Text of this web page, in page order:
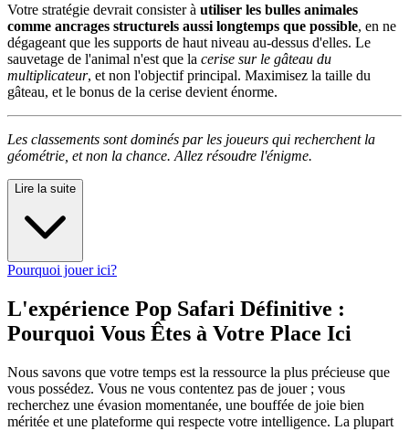
Votre stratégie devrait consister à utiliser les bulles animales
comme ancrages structurels aussi longtemps que possible, en ne
dégageant que les supports de haut niveau au-dessus d'elles. Le
sauvetage de l'animal n'est que la cerise sur le gâteau du
multiplicateur, et non l'objectif principal. Maximisez la taille du
gâteau, et le bonus de la cerise devient énorme.
Les classements sont dominés par les joueurs qui recherchent la
géométrie, et non la chance. Allez résoudre l'énigme.
Lire la suite
Pourquoi jouer ici?
L'expérience Pop Safari Définitive :
Pourquoi Vous Êtes à Votre Place Ici
Nous savons que votre temps est la ressource la plus précieuse que
vous possédez. Vous ne vous contentez pas de jouer ; vous
recherchez une évasion momentanée, une bouffée de joie bien
méritée et une plateforme qui respecte votre intelligence. La plupart